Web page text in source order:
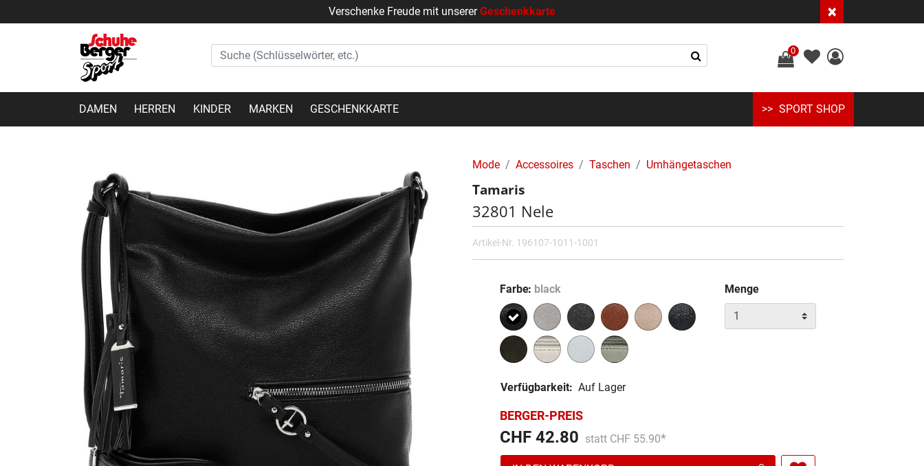
Verschenke Freude mit unsererGeschenkkarte ×
0
DAMEN HERREN KINDER MARKEN GESCHENKKARTE SPORT SHOP
Mode Accessoires Taschen Umhängetaschen
Tamaris
32801 Nele
Artikel-Nr. 196107-1011-1001
Farbe black
Ausgewählt
Menge
Verfügbarkeit: Auf Lager
BERGER-PREIS
CHF 42.80 Preis reduziert von
statt CHF 55.90
An